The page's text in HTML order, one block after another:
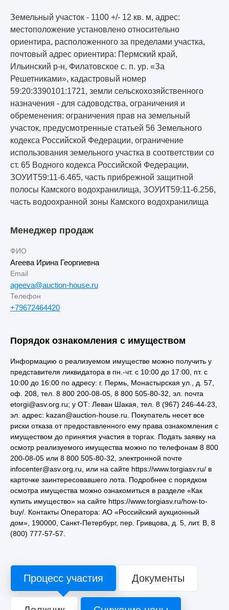
Земельный участок - 1100 +/- 12 кв. м, адрес:
местоположение установлено относительно
ориентира, расположенного за пределами участка,
почтовый адрес ориентира: Пермский край,
Ильинский р-н, Филатовское с. п. ур. «За
Решетниками», кадастровый номер
59:20:3390101:1721, земли сельскохозяйственного
назначения - для садоводства, ограничения и
обременения: ограничения прав на земельный
участок, предусмотренные статьей 56 Земельного
кодекса Российской Федерации, ограничение
использования земельного участка в соответствии со
ст. 65 Водного кодекса Российской Федерации,
ЗОУИТ59:11-6.465, часть прибрежной защитной
полосы Камского водохранилища, ЗОУИТ59:11-6.256,
часть водоохранной зоны Камского водохранилища
Менеджер продаж
ФИО
Агеева Ирина Георгиевна
Email
ageeva@auction-house.ru
Телефон
+79672464420
Порядок ознакомления с имуществом
Информацию о реализуемом имуществе можно получить у
представителя ликвидатора в пн.-чт. с 10:00 до 17:00, пт. с
10:00 до 16:00 по адресу: г. Пермь, Монастырская ул., д. 57,
оф. 208, тел. 8 800 200-08-05, 8 800 505-80-32, эл. почта
etorgi@asv.org.ru; у ОТ: Леван Шакая, тел. 8 (967) 246-44-23,
эл. адрес: kazan@auction-house.ru. Покупатель несет все
риски отказа от предоставленного ему права ознакомления с
имуществом до принятия участия в торгах. Подать заявку на
осмотр реализуемого имущества можно по телефонам 8 800
200-08-05 или 8 800 505-80-32, электронной почте
infocenter@asv.org.ru, или на сайте https://www.torgiasv.ru/ в
карточке заинтересовавшего лота. Подробнее с порядком
осмотра имущества можно ознакомиться в разделе «Как
купить имущество» на сайте https://www.torgiasv.ru/how-to-
buy/. Контакты Оператора: АО «Российский аукционный
дом», 190000, Санкт-Петербург, пер. Гривцова, д. 5, лит. В, 8
(800) 777-57-57.
Процесс участия Документы